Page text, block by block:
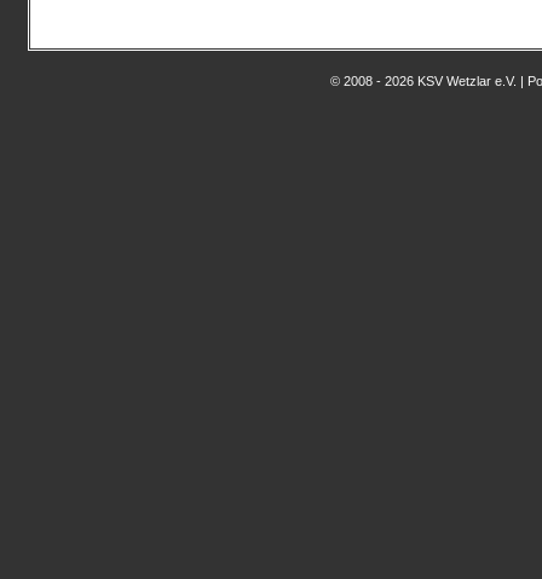
© 2008 - 2026 KSV Wetzlar e.V. |